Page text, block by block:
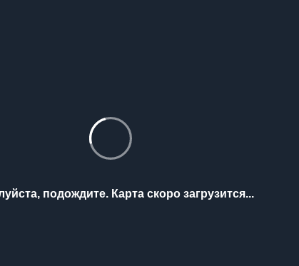
подождите. Карта скоро загрузится...